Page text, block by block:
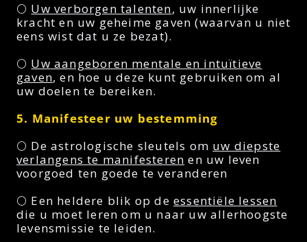
🌕 Uw verborgen talenten, uw innerlijke
kracht en uw geheime gaven (waarvan u niet
eens wist dat u ze bezat).
🌕 Uw aangeboren mentale en intuïtieve
gaven, en hoe u deze kunt gebruiken om al
uw doelen te bereiken.
5. Manifesteer uw bestemming
🌕 De astrologische sleutels om uw diepste
verlangens te manifesteren en uw leven
voorgoed ten goede te veranderen
🌕 Een heldere blik op de essentiële lessen
die u moet leren om u naar uw allerhoogste
levensmissie te leiden.